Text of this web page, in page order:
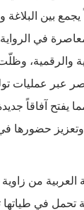
يجمع بين البلاغة
في
والرقمية،
عبر عمليات
يفتح آفاقاً
وتعزيز حضورها
من
تحمل في طياتها